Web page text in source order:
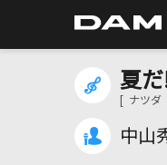
夏だ
[ ナツダ ]
中山